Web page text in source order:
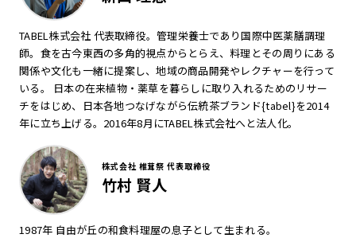
TABEL株式会社 代表取締役。管理栄養士であり国際中医薬膳調理
師。食を古今東西の多角的視点からとらえ、料理とその周りにある
関係や文化も一緒に提案し、地域の商品開発やレクチャーを行って
いる。 日本の在来植物・薬草を暮らしに取り入れるためのリサー
チをはじめ、日本各地つなげながら伝統茶ブランド{tabel}を2014
年に立ち上げる。2016年8月にTABEL株式会社へと法人化。
株式会社 椎茸祭 代表取締役
竹村 賢人
1987年 自由が丘の和食料理屋の息子として生まれる。